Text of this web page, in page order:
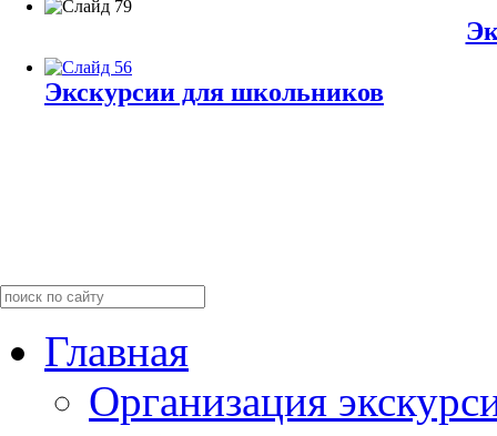
Экскурсии для школьников
Главная
Организация